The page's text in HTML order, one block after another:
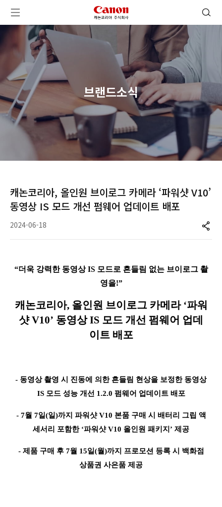
메뉴 열기 캐논코리아 주식회사 로고 검색 열기
브랜드소식
캐논코리아, 올인원 브이로그 카메라 ‘파워샷 V10’
동영상 IS 모드 개선 펌웨어 업데이트 배포
2024-06-18